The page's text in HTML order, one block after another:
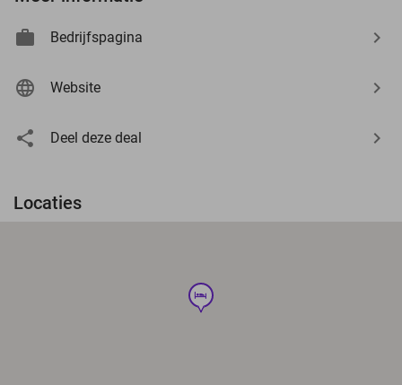
Bedrijfspagina
Website
Deel deze deal
Locaties
hotel